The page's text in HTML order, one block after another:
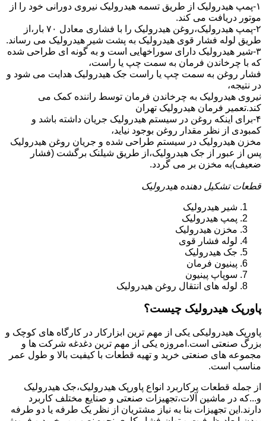
۱-پمپ هیدرولیک از طریق تسمه هیدرولیک نیروی دورانی خود را از
موتور دریافت می کند.
۲-پمپ هیدرولیک،روغن هیدرولیک را با فشاری معادل ۷۰ بار،از
طریق لوله فشار قوی هیدرولیک به پشت شیر هیدرولیک می رساند.
۳-شیر هیدرولیک دارای سوراخهایی است و به گونه ای طراحی شده
که با چرخاندن فرمان به سمت چپ یا راست،
فشار روغن به سمت چپ یا راست جک هیدرولیک هدایت می شود و
در نتیجه،
نیروی هیدرولیک به چرخاندن فرمان توسط راننده کمک می
کند.تعمیر فرمان هیدرولیک تهران
۴-برای اینکه روغن در سیستم هیدرولیک جریان داشته باشد و
کمبودی از نظر مقدار روغن بوجود نیاید،
مخزن هیدرولیک در سیستم طراحی شده و جریان روغن هیدرولیک
پس از عبور از جک هیدرولیک،از طریق شیلنک برگشت (فشار
ضعیف)به مخزن بر می گردد.
قطعات تشکیل دهنده هیدرولیک
شیر هیدرولیک
پمپ هیدرولیک
مخزن هیدرولیک
لوله فشار قوی
جک هیدرولیک
پینیون فرمان
سوپاپ پینیون
لوله های انتقال روغن هیدرولیک
پاورپک هیدرولیک چیست؟
پاورپک هیدرولیکی یکی از مهم ترین ابزارکار در کارگاه های کوچک و
بزرگ صنعتی است.امروزه یکی از مهم ترین دغدغه شرکت ها و
مجموعه های صنعتی خرید و تهیه قطعات با کیفیت بالا و طول عمر
مناسب است.
از جمله قطعات پرکاربرد انواع پاورپک هیدرولیک،جک هیدرولیک
و...که در ماشین آلات،تجهیزات صنعتی و صنایع مختلف کاربرد
دارند.این تجهیزات بنا به نیاز مشتریان از نظر یک طرفه یا دو طرفه